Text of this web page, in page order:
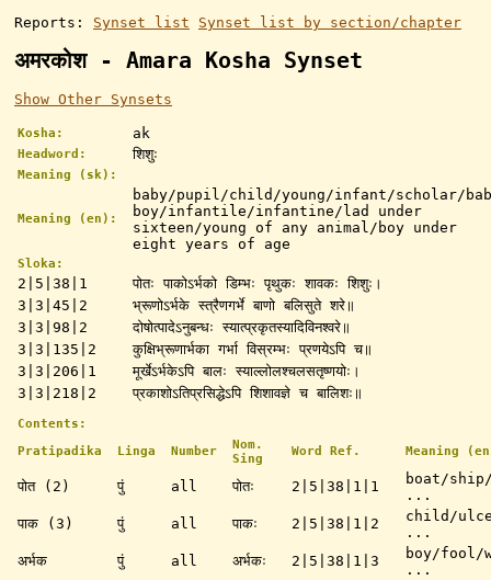
Reports: Synset list Synset list by section/chapter
अमरकोश - Amara Kosha Synset
Show Other Synsets
Kosha: ak
Headword: शिशुः
Meaning (sk):
Meaning (en):
baby/pupil/child/young/infant/scholar/
boy/infantile/infantine/lad under
sixteen/young of any animal/boy under
eight years of age
Sloka:
2|5|38|1
पोतः पाकोऽर्भको डिम्भः पृथुकः शावकः शिशुः।
3|3|45|2
भ्रूणोऽर्भके स्त्रैणगर्भे बाणो बलिसुते शरे॥
3|3|98|2
दोषोत्पादेऽनुबन्धः स्यात्प्रकृतस्यादिविनश्वरे॥
3|3|135|2
कुक्षिभ्रूणार्भका गर्भा विस्रम्भः प्रणयेऽपि च॥
3|3|206|1
मूर्खेऽर्भकेऽपि बालः स्याल्लोलश्चलसतृष्णयोः।
3|3|218|2
प्रकाशोऽतिप्रसिद्धेऽपि शिशावज्ञे च बालिशः॥
Contents:
Pratipadika
Linga Number
Nom.
Sing
Word Ref. Meaning
पोत (2) पुं all पोतः 2|5|38|1|1
boat/
...
पाक (3)
पुं all पाकः 2|5|38|1|2
child/
...
अर्भक
पुं all अर्भकः 2|5|38|1|3
boy/fool/
...